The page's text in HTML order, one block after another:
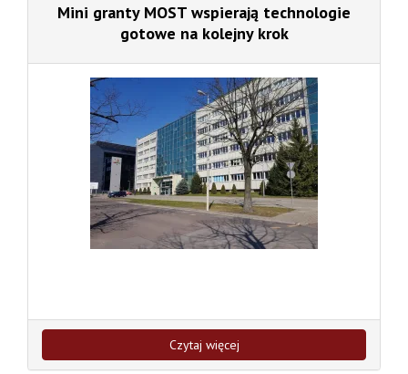
Mini granty MOST wspierają technologie
gotowe na kolejny krok
Czytaj więcej